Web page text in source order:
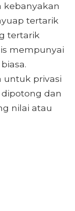
kebanyakan
tertarik
tertarik
mempunyai
untuk privasi
dan
nilai atau